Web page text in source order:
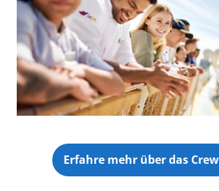
Erfahre mehr über das